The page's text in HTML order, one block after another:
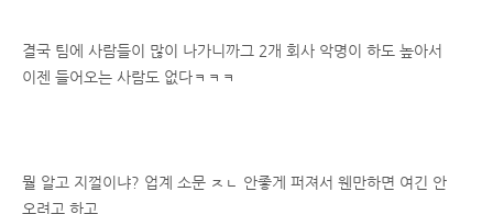
결국 팀에 사람들이 많이 나가니까그 2개 회사 악명이 하도 높아서
이젠 들어오는 사람도 없다ㅋㅋㅋ
뭘 알고 지껄이냐? 업계 소문 ㅈㄴ 안좋게 퍼져서 웬만하면 여긴 안
오려고 하고